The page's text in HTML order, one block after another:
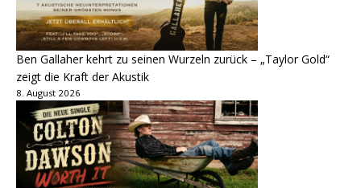
Ben Gallaher kehrt zu seinen Wurzeln zurück – „Taylor Gold“
zeigt die Kraft der Akustik
8. August 2026